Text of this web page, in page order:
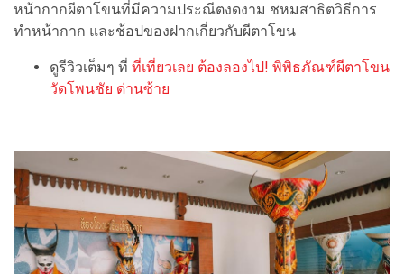
หน้ากากผีตาโขนที่มีความประณีตงดงาม ชหมสาธิตวิธีการ
ทำหน้ากาก และช้อปของฝากเกี่ยวกับผีตาโขน
ดูรีวิวเต็มๆ ที่ ที่เที่ยวเลย ต้องลองไป! พิพิธภัณฑ์ผีตาโขน
วัดโพนชัย ด่านซ้าย